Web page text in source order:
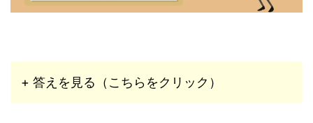
+ 答えを見る（こちらをクリック）